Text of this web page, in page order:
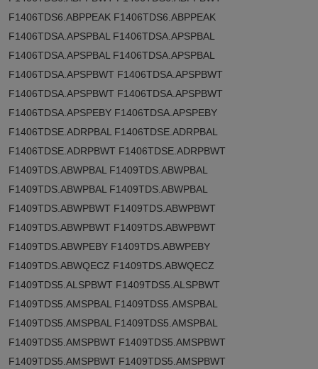
F1406TDS6.ABPPEAK F1406TDS6.ABPPEAK
F1406TDSA.APSPBAL F1406TDSA.APSPBAL
F1406TDSA.APSPBAL F1406TDSA.APSPBAL
F1406TDSA.APSPBWT F1406TDSA.APSPBWT
F1406TDSA.APSPBWT F1406TDSA.APSPBWT
F1406TDSA.APSPEBY F1406TDSA.APSPEBY
F1406TDSE.ADRPBAL F1406TDSE.ADRPBAL
F1406TDSE.ADRPBWT F1406TDSE.ADRPBWT
F1409TDS.ABWPBAL F1409TDS.ABWPBAL
F1409TDS.ABWPBAL F1409TDS.ABWPBAL
F1409TDS.ABWPBWT F1409TDS.ABWPBWT
F1409TDS.ABWPBWT F1409TDS.ABWPBWT
F1409TDS.ABWPEBY F1409TDS.ABWPEBY
F1409TDS.ABWQECZ F1409TDS.ABWQECZ
F1409TDS5.ALSPBWT F1409TDS5.ALSPBWT
F1409TDS5.AMSPBAL F1409TDS5.AMSPBAL
F1409TDS5.AMSPBAL F1409TDS5.AMSPBAL
F1409TDS5.AMSPBWT F1409TDS5.AMSPBWT
F1409TDS5.AMSPBWT F1409TDS5.AMSPBWT